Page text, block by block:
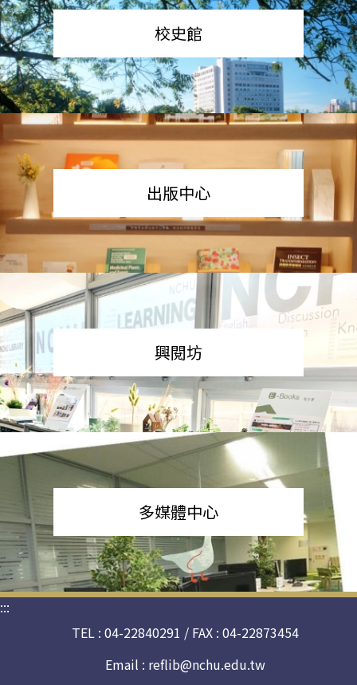
校史館
出版中心
興閱坊
多媒體中心
:::
TEL : 04-22840291 / FAX : 04-22873454
Email : reflib@nchu.edu.tw